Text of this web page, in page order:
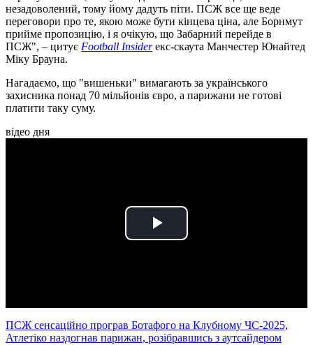
незадоволений, тому йому дадуть піти. ПСЖ все ще веде
переговори про те, якою може бути кінцева ціна, але Борнмут
прийме пропозицію, і я очікую, що Забарний перейде в
ПСЖ", – цитує Football Insiderекс-скаута Манчестер Юнайтед
Міку Брауна.
Нагадаємо, що "вишеньки" вимагають за українського
захисника понад 70 мільйонів євро, а парижани не готові
платити таку суму.
відео дня
Play
ПСЖ сенсаційно програв Ботафого на Клубному ЧС-2025,
Атлетіко наздогнав парижан, розібравшись з аутсайдером